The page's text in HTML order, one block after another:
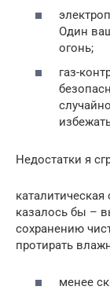
Один
огонь;
газ-
Недостатки я
казалось бы –
сохранению
протирать
менее